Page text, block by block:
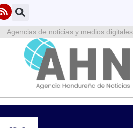
Agencias de noticias y medios digitales